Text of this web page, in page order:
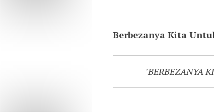
Berbezanya Kita
'BERBEZANYA